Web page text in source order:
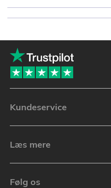
Kundeservice
Læs mere
Følg os